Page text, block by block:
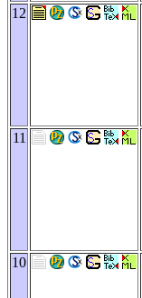
12
11
10